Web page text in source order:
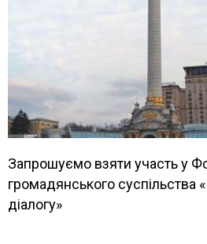
Запрошуємо взяти участь у
громадянського суспільства
діалогу»